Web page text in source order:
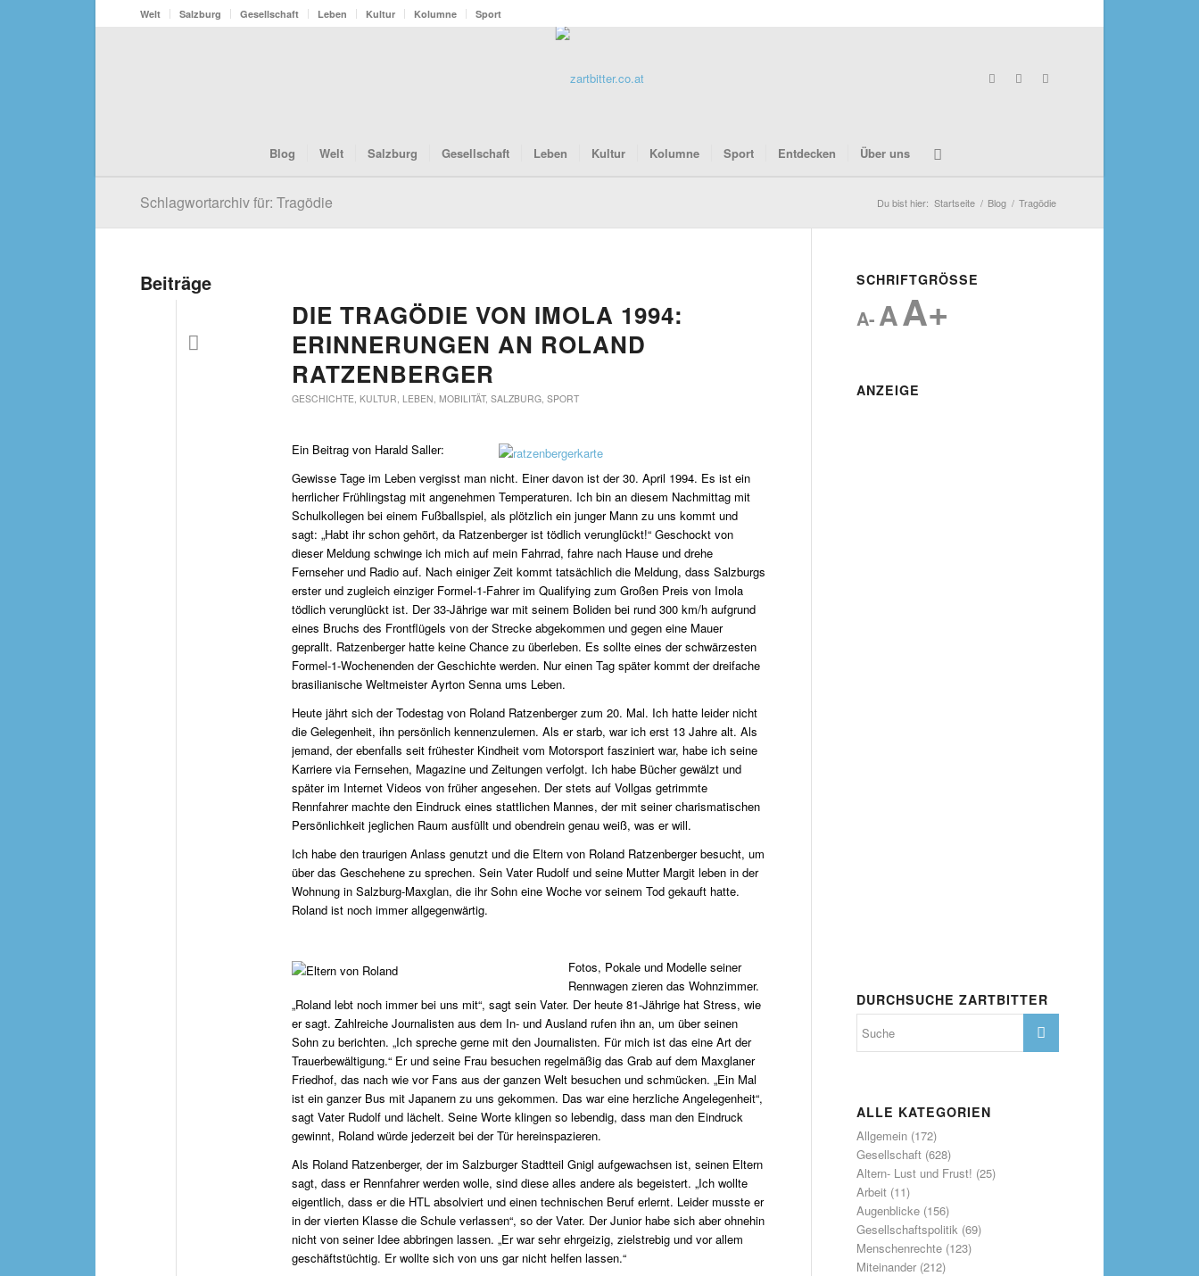
Welt Salzburg Gesellschaft Leben Kultur Kolumne Sport
Blog Welt Salzburg Gesellschaft Leben Kultur Kolumne Sport Entdecken Über uns
Schlagwortarchiv für: Tragödie Du bist hier: Startseite / Blog / Tragödie
Beiträge
DIE TRAGÖDIE VON IMOLA 1994:
ERINNERUNGEN AN ROLAND
RATZENBERGER
GESCHICHTE, KULTUR, LEBEN, MOBILITÄT, SALZBURG, SPORT
Ein Beitrag von Harald Saller:
Gewisse Tage im Leben vergisst man nicht. Einer davon ist der 30. April 1994. Es ist ein
herrlicher Frühlingstag mit angenehmen Temperaturen. Ich bin an diesem Nachmittag mit
Schulkollegen bei einem Fußballspiel, als plötzlich ein junger Mann zu uns kommt und
sagt: „Habt ihr schon gehört, da Ratzenberger ist tödlich verunglückt!“ Geschockt von
dieser Meldung schwinge ich mich auf mein Fahrrad, fahre nach Hause und drehe
Fernseher und Radio auf. Nach einiger Zeit kommt tatsächlich die Meldung, dass Salzburgs
erster und zugleich einziger Formel-1-Fahrer im Qualifying zum Großen Preis von Imola
tödlich verunglückt ist. Der 33-Jährige war mit seinem Boliden bei rund 300 km/h aufgrund
eines Bruchs des Frontflügels von der Strecke abgekommen und gegen eine Mauer
geprallt. Ratzenberger hatte keine Chance zu überleben. Es sollte eines der schwärzesten
Formel-1-Wochenenden der Geschichte werden. Nur einen Tag später kommt der dreifache
brasilianische Weltmeister Ayrton Senna ums Leben.
Heute jährt sich der Todestag von Roland Ratzenberger zum 20. Mal. Ich hatte leider nicht
die Gelegenheit, ihn persönlich kennenzulernen. Als er starb, war ich erst 13 Jahre alt. Als
jemand, der ebenfalls seit frühester Kindheit vom Motorsport fasziniert war, habe ich seine
Karriere via Fernsehen, Magazine und Zeitungen verfolgt. Ich habe Bücher gewälzt und
später im Internet Videos von früher angesehen. Der stets auf Vollgas getrimmte
Rennfahrer machte den Eindruck eines stattlichen Mannes, der mit seiner charismatischen
Persönlichkeit jeglichen Raum ausfüllt und obendrein genau weiß, was er will.
Ich habe den traurigen Anlass genutzt und die Eltern von Roland Ratzenberger besucht, um
über das Geschehene zu sprechen. Sein Vater Rudolf und seine Mutter Margit leben in der
Wohnung in Salzburg-Maxglan, die ihr Sohn eine Woche vor seinem Tod gekauft hatte.
Roland ist noch immer allgegenwärtig.
Fotos, Pokale und Modelle seiner
Rennwagen zieren das Wohnzimmer.
„Roland lebt noch immer bei uns mit“, sagt sein Vater. Der heute 81-Jährige hat Stress, wie
er sagt. Zahlreiche Journalisten aus dem In- und Ausland rufen ihn an, um über seinen
Sohn zu berichten. „Ich spreche gerne mit den Journalisten. Für mich ist das eine Art der
Trauerbewältigung.“ Er und seine Frau besuchen regelmäßig das Grab auf dem Maxglaner
Friedhof, das nach wie vor Fans aus der ganzen Welt besuchen und schmücken. „Ein Mal
ist ein ganzer Bus mit Japanern zu uns gekommen. Das war eine herzliche Angelegenheit“,
sagt Vater Rudolf und lächelt. Seine Worte klingen so lebendig, dass man den Eindruck
gewinnt, Roland würde jederzeit bei der Tür hereinspazieren.
Als Roland Ratzenberger, der im Salzburger Stadtteil Gnigl aufgewachsen ist, seinen Eltern
sagt, dass er Rennfahrer werden wolle, sind diese alles andere als begeistert. „Ich wollte
eigentlich, dass er die HTL absolviert und einen technischen Beruf erlernt. Leider musste er
in der vierten Klasse die Schule verlassen“, so der Vater. Der Junior habe sich aber ohnehin
nicht von seiner Idee abbringen lassen. „Er war sehr ehrgeizig, zielstrebig und vor allem
geschäftstüchtig. Er wollte sich von uns gar nicht helfen lassen.“
SCHRIFTGRÖSSE
A- AA+
ANZEIGE
DURCHSUCHE ZARTBITTER
ALLE KATEGORIEN
Allgemein(172)
Gesellschaft(628)
Altern- Lust und Frust! (25)
Arbeit(11)
Augenblicke(156)
Gesellschaftspolitik(69)
Menschenrechte(123)
Miteinander(212)